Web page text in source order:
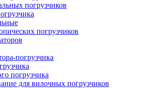
погрузчиков
погрузчиков
погрузчика
погрузчика
для вилочных погрузчиков